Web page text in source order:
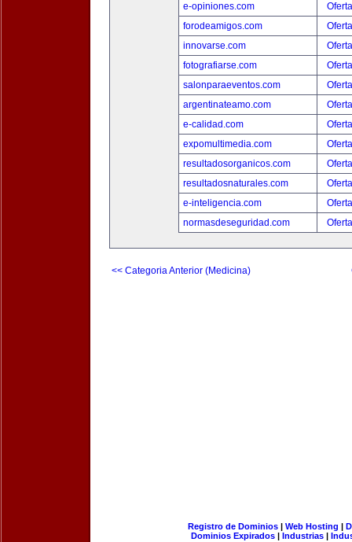
e-opiniones.com
forodeamigos.com
innovarse.com
fotografiarse.com
salonparaeventos.com
argentinateamo.com
e-calidad.com
expomultimedia.com
resultadosorganicos.com
resultadosnaturales.com
e-inteligencia.com
normasdeseguridad.com
<< Categoria Anterior (Medicina)
Registro de Dominios| Web Hosting |
Dominios Expirados | Industrias |